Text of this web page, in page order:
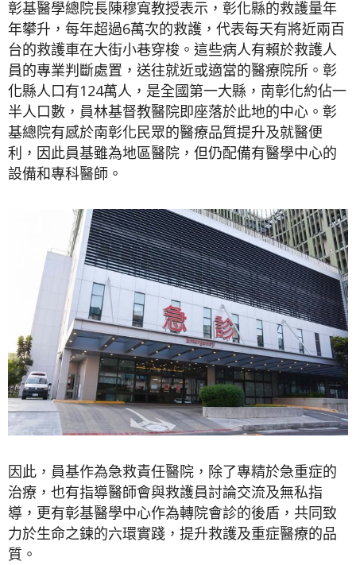
彰基醫學總院長陳穆寬教授表示，彰化縣的救護量年
年攀升，每年超過6萬次的救護，代表每天有將近兩百
台的救護車在大街小巷穿梭。這些病人有賴於救護人
員的專業判斷處置，送往就近或適當的醫療院所。彰
化縣人口有124萬人，是全國第一大縣，南彰化約佔一
半人口數，員林基督教醫院即座落於此地的中心。彰
基總院有感於南彰化民眾的醫療品質提升及就醫便
利，因此員基雖為地區醫院，但仍配備有醫學中心的
設備和專科醫師。
因此，員基作為急救責任醫院，除了專精於急重症的
治療，也有指導醫師會與救護員討論交流及無私指
導，更有彰基醫學中心作為轉院會診的後盾，共同致
力於生命之鍊的六環實踐，提升救護及重症醫療的品
質。